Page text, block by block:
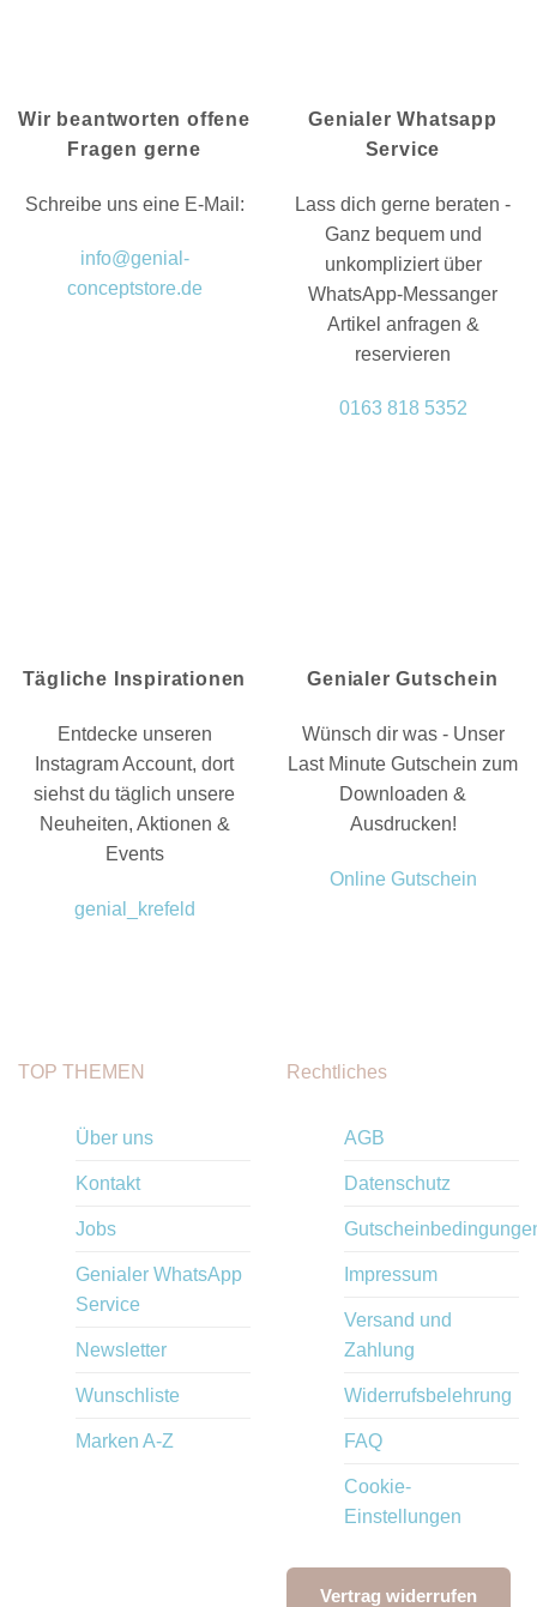
Wir beantworten offene
Fragen gerne
Schreibe uns eine E-Mail:
info@genial-
conceptstore.de
Genialer Whatsapp
Service
Lass dich gerne beraten -
Ganz bequem und
unkompliziert über
WhatsApp-Messanger
Artikel anfragen &
reservieren
0163 818 5352
Tägliche Inspirationen
Entdecke unseren
Instagram Account, dort
siehst du täglich unsere
Neuheiten, Aktionen &
Events
genial_krefeld
Genialer Gutschein
Wünsch dir was - Unser
Last Minute Gutschein zum
Downloaden &
Ausdrucken!
Online Gutschein
TOP THEMEN
Über uns
Kontakt
Jobs
Genialer WhatsApp
Service
Newsletter
Wunschliste
Marken A-Z
Rechtliches
AGB
Datenschutz
Impressum
Versand und
Zahlung
Widerrufsbelehrung
FAQ
Cookie-
Einstellungen
Vertrag widerrufen